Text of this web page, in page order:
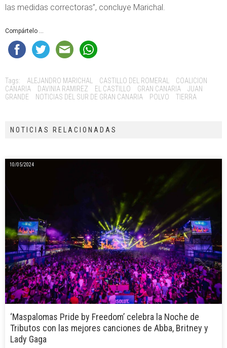
las medidas correctoras”, concluye Marichal.
Compártelo ...
Tags: ALEJANDRO MARICHAL CASTILLO DEL ROMERAL
COALICION
CANARIA
DAVINIA RAMIREZ EL CASTILLO GRAN CANARIA
JUAN
GRANDE
NOTICIAS DEL SUR DE GRAN CANARIA POLVO TIERRA
NOTICIAS RELACIONADAS
10/05/2024
‘Maspalomas Pride by Freedom’ celebra la Noche de
Tributos con las mejores canciones de Abba, Britney y
Lady Gaga